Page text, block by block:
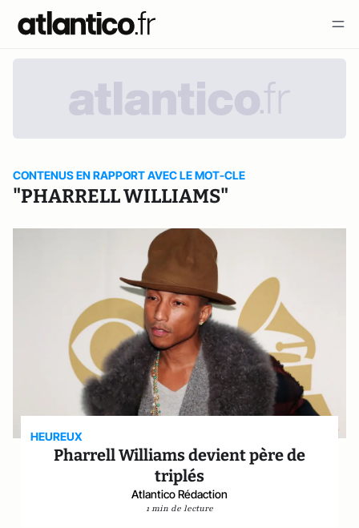
CONTENUS EN RAPPORT AVEC LE MOT-CLE
"PHARRELL WILLIAMS"
HEUREUX
Pharrell Williams devient père de
triplés
Atlantico Rédaction
1 min de lecture